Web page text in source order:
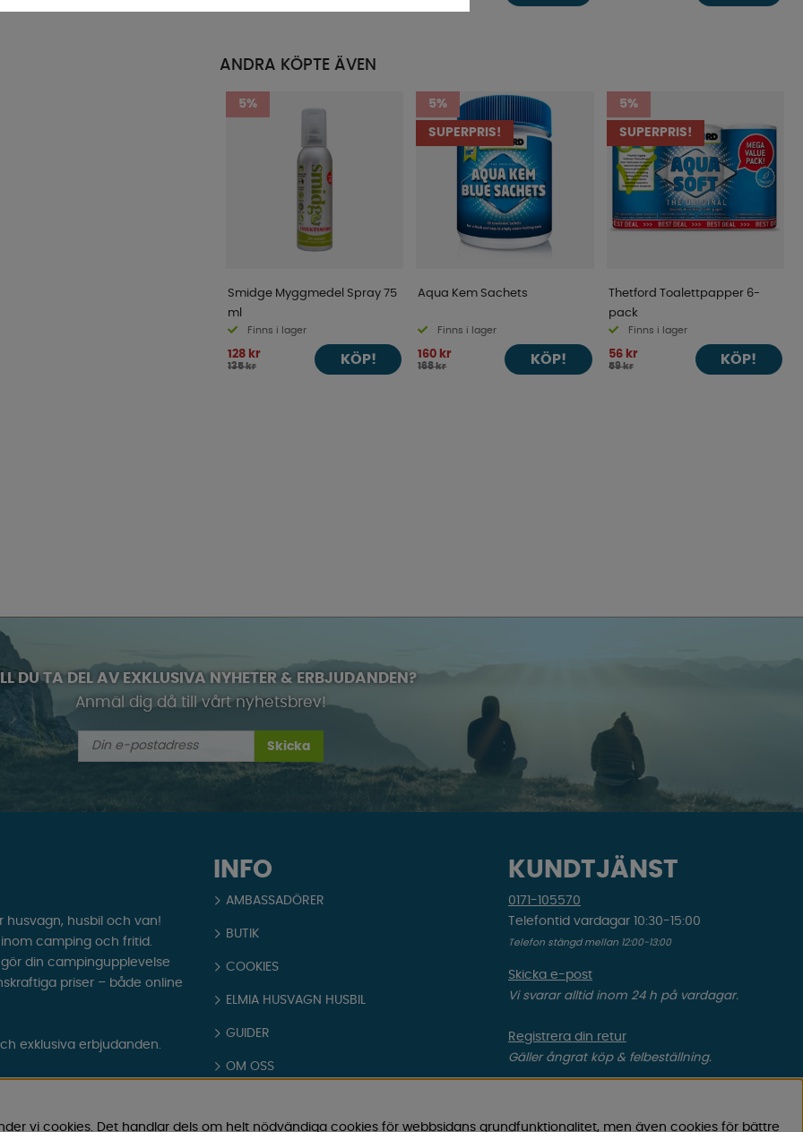
ANDRA KÖPTE ÄVEN
5%
Smidge Myggmedel Spray 75
ml
Finns i lager
128 kr
135 kr KÖP!
5%
SUPERPRIS!
Aqua Kem Sachets
Finns i lager
160 kr
168 kr KÖP!
5%
SUPERPRIS!
Thetford Toalettpapper 6-
pack
Finns i lager
56 kr
59 kr KÖP!
DU TA DEL AV EXKLUSIVA NYHETER & ERBJUDANDEN?
Anmäl dig då till vårt nyhetsbrev!
Skicka
INFO
AMBASSADÖRER
BUTIK
COOKIES
ELMIA HUSVAGN HUSBIL
GUIDER
OM OSS
KUNDTJÄNST
0171-105570
Telefontid vardagar 10:30-15:00
Telefon stängd mellan 12:00-13:00
Skicka e-post
Vi svarar alltid inom 24 h på vardagar.
Registrera din retur
Gäller ångrat köp & felbeställning.
Gäller defekt vara, transportskada etc.
husvagn, husbil och van!
camping och fritid.
din campingupplevelse
priser – både online
exklusiva erbjudanden.
vi cookies. Det handlar dels om helt nödvändiga cookies för webbsidans grundfunktionalitet, men även cookies för bättre